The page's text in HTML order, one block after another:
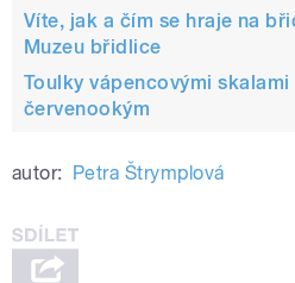
Víte, jak a čím se hraje na
Muzeu břidlice
Toulky vápencovými skalami
červenookým
autor: Petra Štrymplová